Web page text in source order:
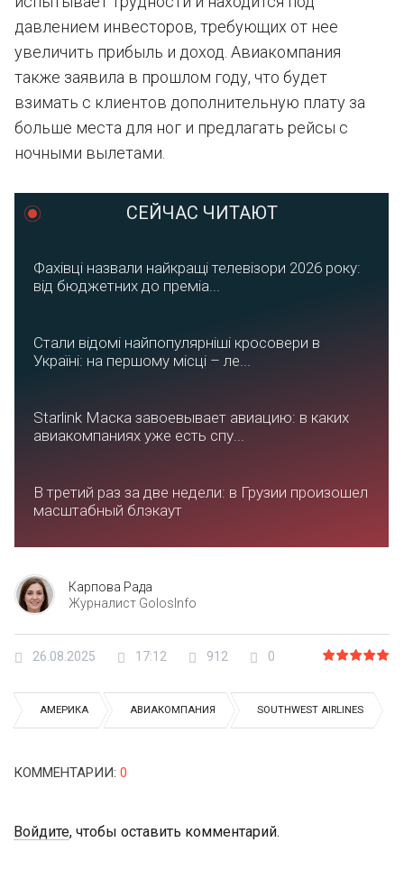
давлением инвесторов, требующих от нее
увеличить прибыль и доход. Авиакомпания
также заявила в прошлом году, что будет
взимать с клиентов дополнительную плату за
больше места для ног и предлагать рейсы с
ночными вылетами.
СЕЙЧАС ЧИТАЮТ
Фахівці назвали найкращі телевізори 2026 року:
від бюджетних до преміа...
Стали відомі найпопулярніші кросовери в
Україні: на першому місці – ле...
Starlink Маска завоевывает авиацию: в каких
авиакомпаниях уже есть спу...
В третий раз за две недели: в Грузии произошел
масштабный блэкаут
Карпова Рада
Журналист GolosInfo
26.08.2025 17:12 912 0
АМЕРИКА АВИАКОМПАНИЯ SOUTHWEST AIRLINES
КОММЕНТАРИИ: 0
Войдите, чтобы оставить комментарий.